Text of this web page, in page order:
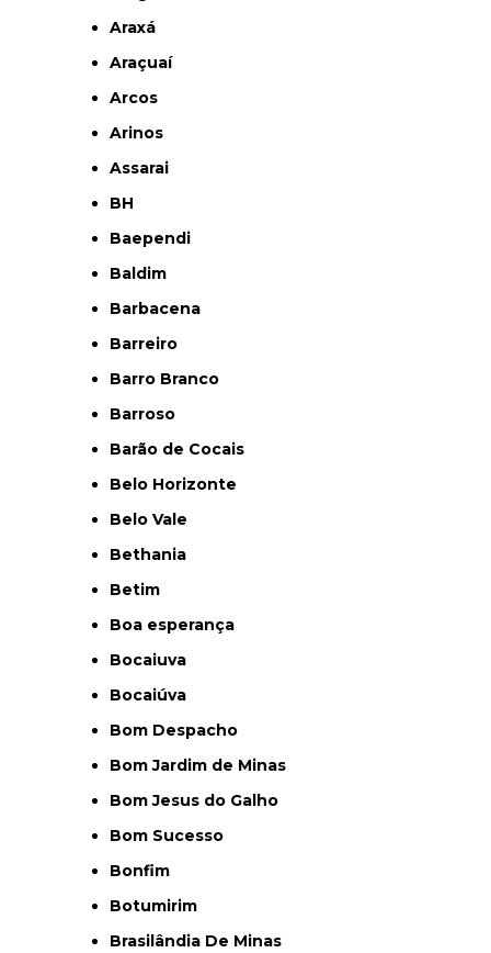
Araxá
Araçuaí
Arcos
Arinos
Assarai
BH
Baependi
Baldim
Barbacena
Barreiro
Barro Branco
Barroso
Barão de Cocais
Belo Horizonte
Belo Vale
Bethania
Betim
Boa esperança
Bocaiuva
Bocaiúva
Bom Despacho
Bom Jardim de Minas
Bom Jesus do Galho
Bom Sucesso
Bonfim
Botumirim
Brasilândia De Minas